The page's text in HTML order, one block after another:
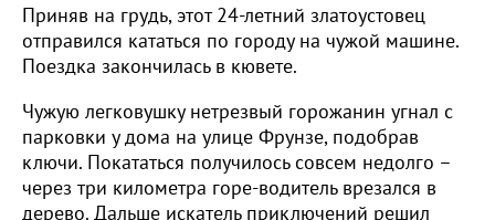
Приняв на грудь, этот 24-летний златоустовец
отправился кататься по городу на чужой машине.
Поездка закончилась в кювете.
Чужую легковушку нетрезвый горожанин угнал с
парковки у дома на улице Фрунзе, подобрав
ключи. Покататься получилось совсем недолго –
через три километра горе-водитель врезался в
дерево. Дальше искатель приключений решил